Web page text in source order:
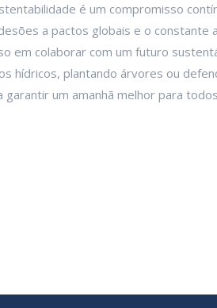
é um compromisso
a pactos globais e o
em colaborar com um futuro
hídricos, plantando árvores ou
um amanhã melhor para